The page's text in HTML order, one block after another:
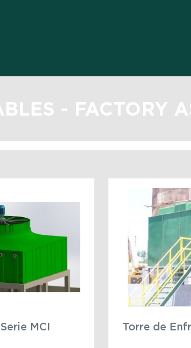
- FACTORY
MCI Torre de